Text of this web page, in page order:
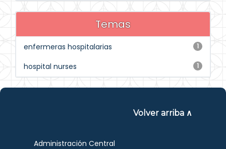
Temas
1
enfermeras hospitalarias
1
hospital nurses
Volver arriba ∧
Administración Central